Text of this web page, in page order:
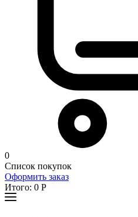
0
Список покупок
Оформить заказ
Итого: 0 Р